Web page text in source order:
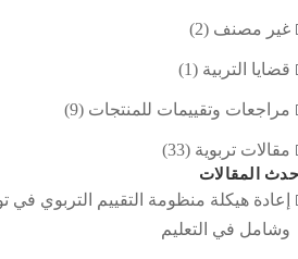
غير مصنف
قضايا التربية
مراجعات وتقييمات للمنتجات
مقالات تربوية
المقالات
إعادة هيكلة منظومة التقييم التربوي
وشامل في التعليم